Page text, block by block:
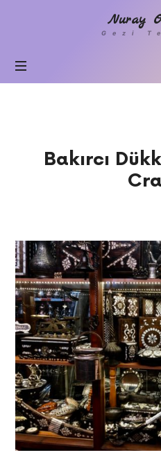
Nuray
Okutucu
Nuray
Gezi
Bakırcı